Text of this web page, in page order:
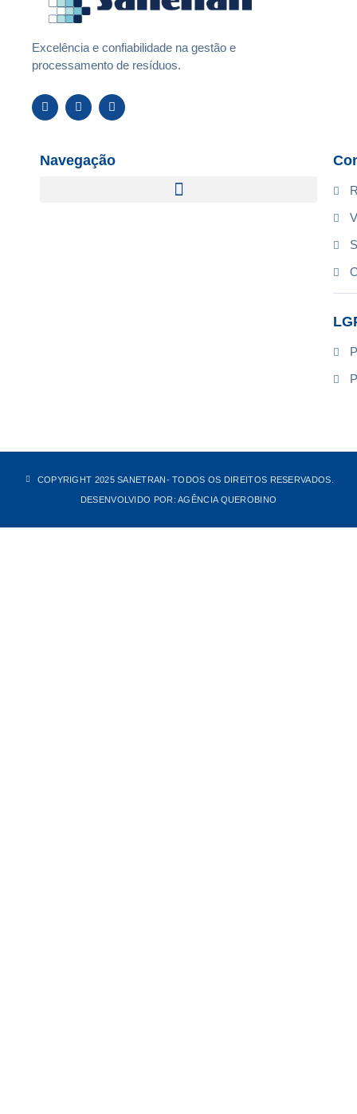
Excelência e confiabilidade na gestão e
processamento de resíduos.
Navegação
COPYRIGHT 2025 SANETRAN - TODOS OS DIREITOS RESERVADOS.
DESENVOLVIDO POR: AGÊNCIA QUEROBINO